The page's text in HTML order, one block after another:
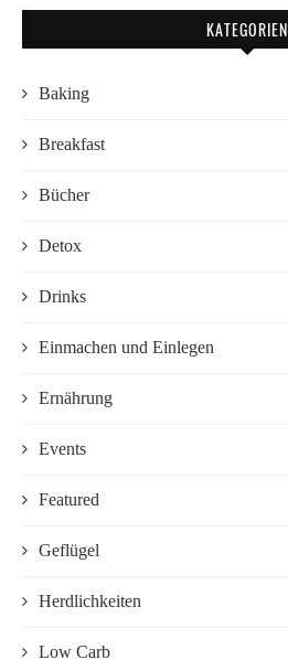
KATEGORIEN
Baking
Breakfast
Bücher
Detox
Drinks
Einmachen und Einlegen
Ernährung
Events
Featured
Geflügel
Herdlichkeiten
Low Carb